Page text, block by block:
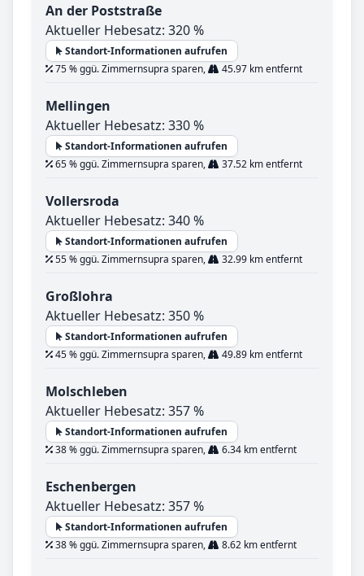
An der Poststraße
Aktueller Hebesatz: 320 %
Standort-Informationen aufrufen
75 % ggü. Zimmernsupra sparen,
45.97 km entfernt
Mellingen
Aktueller Hebesatz: 330 %
Standort-Informationen aufrufen
65 % ggü. Zimmernsupra sparen,
37.52 km entfernt
Vollersroda
Aktueller Hebesatz: 340 %
Standort-Informationen aufrufen
55 % ggü. Zimmernsupra sparen,
32.99 km entfernt
Großlohra
Aktueller Hebesatz: 350 %
Standort-Informationen aufrufen
45 % ggü. Zimmernsupra sparen,
49.89 km entfernt
Molschleben
Aktueller Hebesatz: 357 %
Standort-Informationen aufrufen
38 % ggü. Zimmernsupra sparen,
6.34 km entfernt
Eschenbergen
Aktueller Hebesatz: 357 %
Standort-Informationen aufrufen
38 % ggü. Zimmernsupra sparen,
8.62 km entfernt